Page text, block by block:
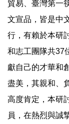
貿易、臺灣第一
文宣品，皆是中
行，有賴於本研
和志工團隊共37
獻自己的才華和
盡美，其親和、
高度肯定，本研
員，在熱烈與誠